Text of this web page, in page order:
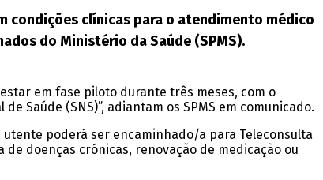
condições clínicas para o atendimento médico
do Ministério da Saúde (SPMS).
em fase piloto durante três meses, com o
Saúde (SNS)”, adiantam os SPMS em comunicado.
utente poderá ser encaminhado/a para Teleconsulta
de doenças crónicas, renovação de medicação ou